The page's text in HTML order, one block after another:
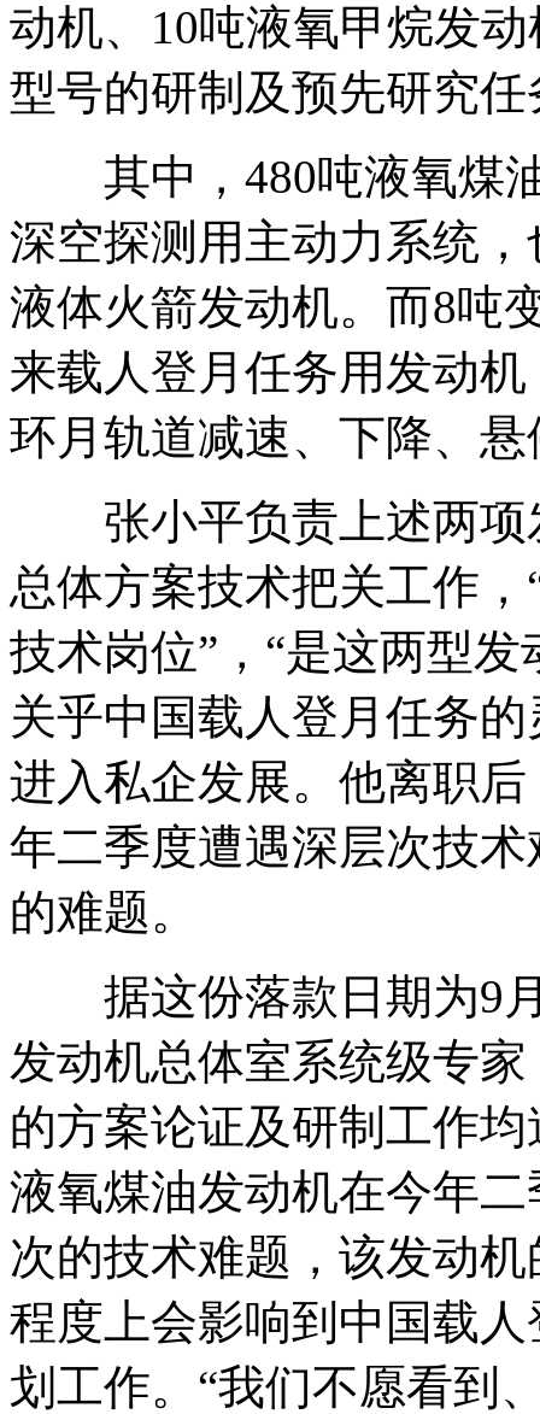
动机、10吨液氧甲烷发
型号的研制及预先研究任
其中，480吨液氧煤油
深空探测用主动力系统
液体火箭发动机。而8吨
来载人登月任务用发动
环月轨道减速、下降、
张小平负责上述两项
总体方案技术把关工作
技术岗位”，“是这两型
关乎中国载人登月任务
进入私企发展。他离职
年二季度遭遇深层次技
的难题。
据这份落款日期为9月
发动机总体室系统级专
的方案论证及研制工作
液氧煤油发动机在今年
次的技术难题，该发动
程度上会影响到中国载
划工作。“我们不愿看到